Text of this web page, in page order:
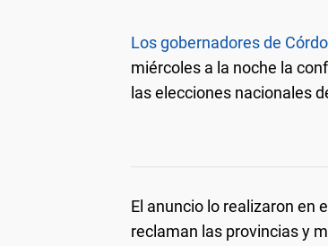
Los gobernadores de
miércoles a la noche la
las elecciones nacionales
El anuncio lo realizaron en
reclaman las provincias y